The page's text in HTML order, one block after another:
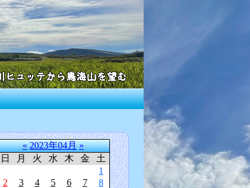
« 2023年04月 »
日
月 火 水 木 金
土
1
2
3 4 5 6 7
8